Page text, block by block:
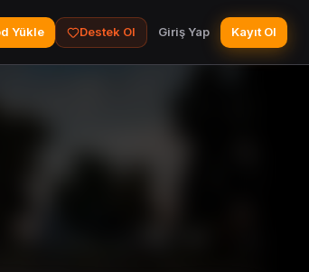
Yükle Destek Ol Giriş Yap Kayıt Ol